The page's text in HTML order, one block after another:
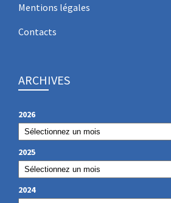
Mentions légales
Contacts
ARCHIVES
2026
2025
2024